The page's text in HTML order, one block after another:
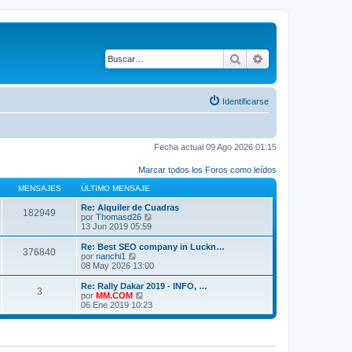
Buscar
Identificarse
Fecha actual 09 Ago 2026 01:15
Marcar todos los Foros como leídos
MENSAJES ÚLTIMO MENSAJE
182949
Re: Alquiler de Cuadras
por Thomasd26
r
ú
t
m
o
n
j
13 Jun 2019 05:59
376840
Re: Best SEO company in Luckn…
por nanchi1
e
r
ú
l
t
m
e
08 May 2026 13:00
3
Re: Rally Dakar 2019 - INFO, …
por MM.COM
e
r
06 Ene 2019 10:23